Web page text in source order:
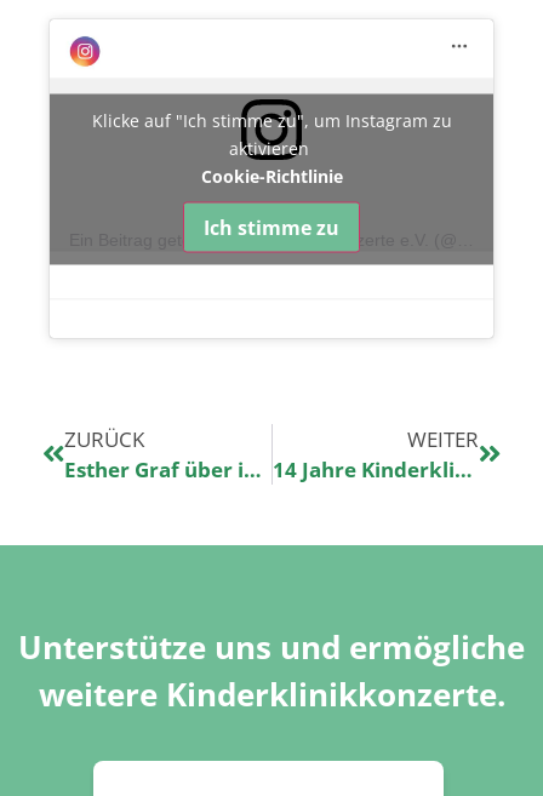
Klicke auf "Ich stimme zu", um Instagram zu
aktivieren
Cookie-Richtlinie
Ich stimme zu
ZURÜCK
Esther Graf über ihre Kinderklinikkonzerte Premiere
WEITER
14 Jahre Kinderklinikkonzerte
Unterstütze uns und ermögliche
weitere Kinderklinikkonzerte.